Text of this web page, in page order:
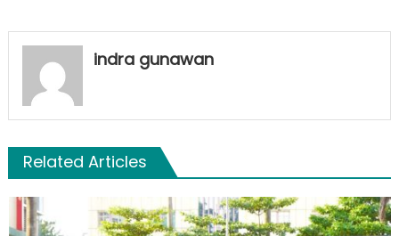
indra gunawan
Related Articles